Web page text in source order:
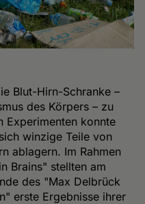
Blut-Hirn-Schranke –
des Körpers – zu
Experimenten konnte
winzige Teile von
ablagern. Im Rahmen
Brains" stellten am
des "Max Delbrück
erste Ergebnisse ihrer